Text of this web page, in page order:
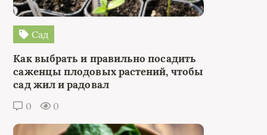
Сад
Как выбрать и правильно посадить
саженцы плодовых растений, чтобы
сад жил и радовал
0 0